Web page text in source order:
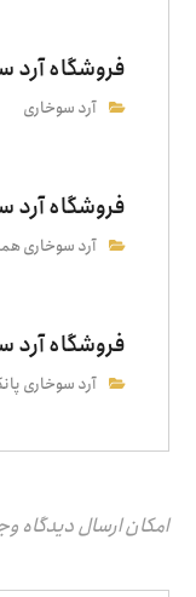
فروشگاه آرد
آرد سوخاری
فروشگاه
آرد سوخاری
فروشگاه آرد
آرد سوخاری
امکان ارسال دیدگاه